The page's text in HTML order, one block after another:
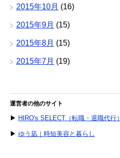
2015年10月 (16)
2015年9月 (15)
2015年8月 (15)
2015年7月 (19)
運営者の他のサイト
▶ HIRO's SELECT（転職・退職代行）
▶ ゆう凪｜時短美容と暮らし